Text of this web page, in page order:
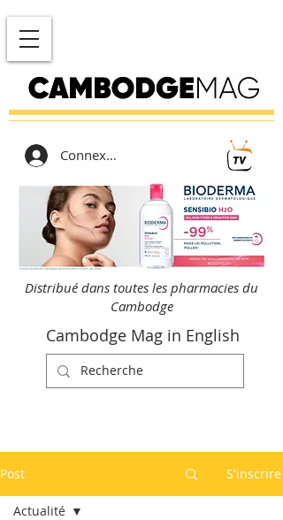
Connexion
Distribué dans toutes les pharmacies du
Cambodge
Cambodge Mag in English
Post S'inscrire
Actualité